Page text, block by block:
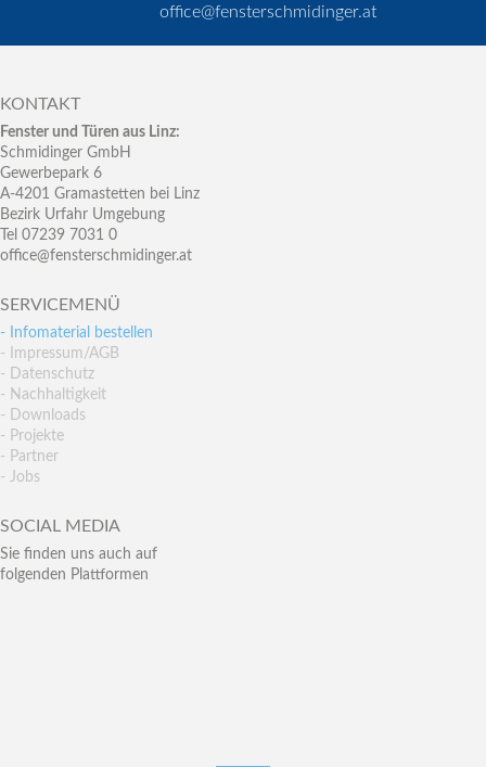
office@fensterschmidinger.at
KONTAKT
Fenster und Türen aus Linz:
Schmidinger GmbH
Gewerbepark 6
A-4201 Gramastetten bei Linz
Bezirk Urfahr Umgebung
Tel 07239 7031 0
office@fensterschmidinger.at
SERVICEMENÜ
- Infomaterial bestellen
- Impressum/AGB
- Datenschutz
- Nachhaltigkeit
- Downloads
- Projekte
- Partner
- Jobs
SOCIAL MEDIA
Sie finden uns auch auf
folgenden Plattformen